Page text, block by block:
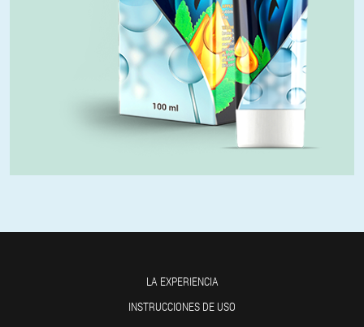
LA EXPERIENCIA
INSTRUCCIONES DE USO